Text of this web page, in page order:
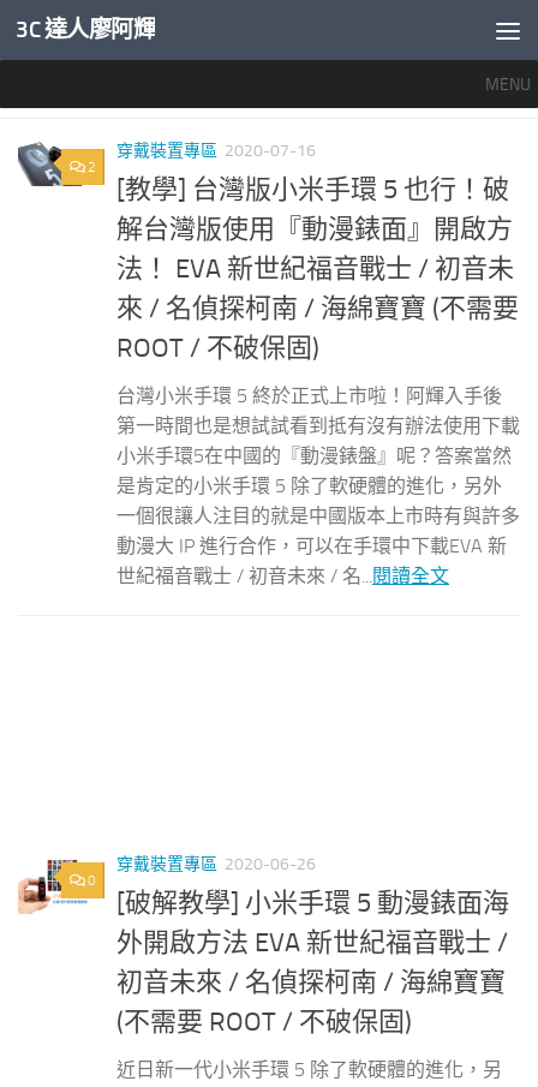
內文下方
3C 達人廖阿輝
MENU
2
穿戴裝置專區 2020-07-16
[教學] 台灣版小米手環 5 也行！破
解台灣版使用『動漫錶面』開啟方
法！ EVA 新世紀福音戰士 / 初音未
來 / 名偵探柯南 / 海綿寶寶 (不需要
ROOT / 不破保固)
台灣小米手環 5 終於正式上市啦！阿輝入手後
第一時間也是想試試看到抵有沒有辦法使用下載
小米手環5在中國的『動漫錶盤』呢？答案當然
是肯定的小米手環 5 除了軟硬體的進化，另外
一個很讓人注目的就是中國版本上市時有與許多
動漫大 IP 進行合作，可以在手環中下載EVA 新
世紀福音戰士 / 初音未來 / 名...閱讀全文
0
穿戴裝置專區 2020-06-26
[破解教學] 小米手環 5 動漫錶面海
外開啟方法 EVA 新世紀福音戰士 /
初音未來 / 名偵探柯南 / 海綿寶寶
(不需要 ROOT / 不破保固)
近日新一代小米手環 5 除了軟硬體的進化，另